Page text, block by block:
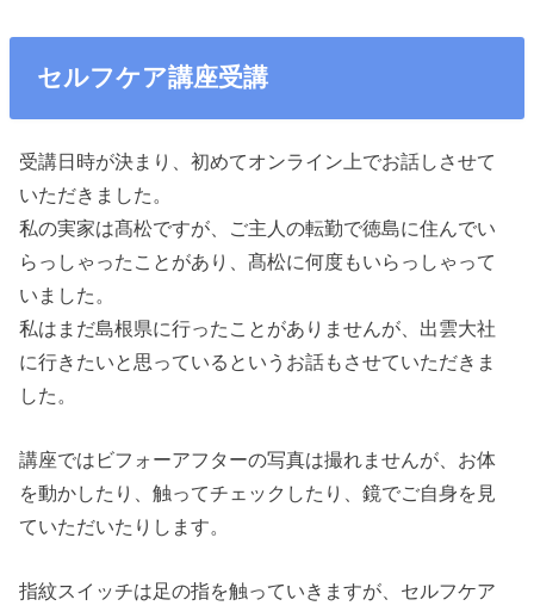
セルフケア講座受講
受講日時が決まり、初めてオンライン上でお話しさせて
いただきました。
私の実家は髙松ですが、ご主人の転勤で徳島に住んでい
らっしゃったことがあり、髙松に何度もいらっしゃって
いました。
私はまだ島根県に行ったことがありませんが、出雲大社
に行きたいと思っているというお話もさせていただきま
した。
講座ではビフォーアフターの写真は撮れませんが、お体
を動かしたり、触ってチェックしたり、鏡でご自身を見
ていただいたりします。
指紋スイッチは足の指を触っていきますが、セルフケア